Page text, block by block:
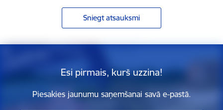
Sniegt atsauksmi
Esi pirmais, kurš uzzina!
Piesakies jaunumu saņemšanai savā e-pastā.